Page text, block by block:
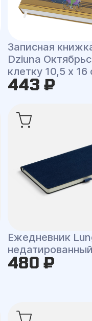
Записная
Dziuna
клетку 10,5 x 16
443 ₽
Ежедневник
480 ₽